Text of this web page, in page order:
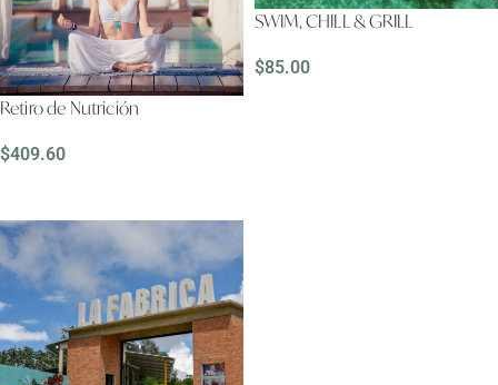
Retiro de Nutrición
$409.60
SWIM, CHILL & GRILL
$85.00